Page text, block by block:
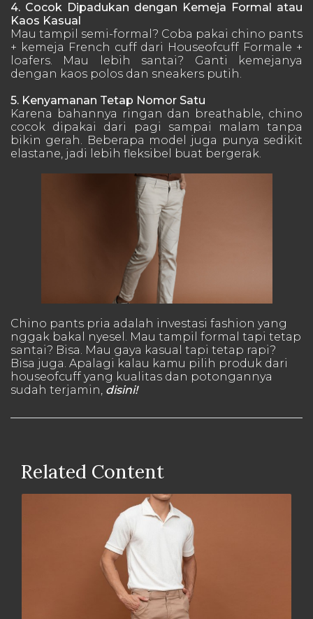
4. Cocok Dipadukan dengan Kemeja Formal atau
Kaos Kasual
Mau tampil semi-formal? Coba pakai chino pants
+ kemeja French cuff dari Houseofcuff Formale +
loafers. Mau lebih santai? Ganti kemejanya
dengan kaos polos dan sneakers putih.
5. Kenyamanan Tetap Nomor Satu
Karena bahannya ringan dan breathable, chino
cocok dipakai dari pagi sampai malam tanpa
bikin gerah. Beberapa model juga punya sedikit
elastane, jadi lebih fleksibel buat bergerak.
Chino pants pria adalah investasi fashion yang
nggak bakal nyesel. Mau tampil formal tapi tetap
santai? Bisa. Mau gaya kasual tapi tetap rapi?
Bisa juga. Apalagi kalau kamu pilih produk dari
houseofcuff yang kualitas dan potongannya
sudah terjamin, disini!
Related Content